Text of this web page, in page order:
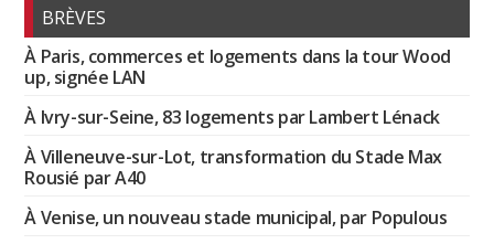
BRÈVES
À Paris, commerces et logements dans la tour Wood
up, signée LAN
À Ivry-sur-Seine, 83 logements par Lambert Lénack
À Villeneuve-sur-Lot, transformation du Stade Max
Rousié par A40
À Venise, un nouveau stade municipal, par Populous